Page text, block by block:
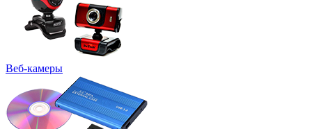
Веб-камеры